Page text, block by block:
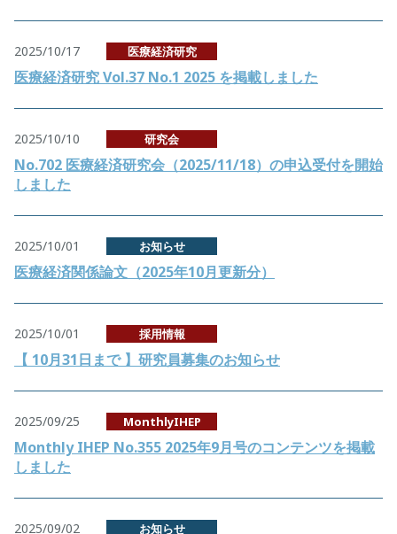
2025/10/17 医療経済研究
医療経済研究 Vol.37 No.1 2025 を掲載しました
2025/10/10 研究会
No.702 医療経済研究会（2025/11/18）の申込受付を開始
しました
2025/10/01 お知らせ
医療経済関係論文（2025年10月更新分）
2025/10/01 採用情報
【 10月31日まで 】研究員募集のお知らせ
2025/09/25 MonthlyIHEP
Monthly IHEP No.355 2025年9月号のコンテンツを掲載
しました
2025/09/02 お知らせ